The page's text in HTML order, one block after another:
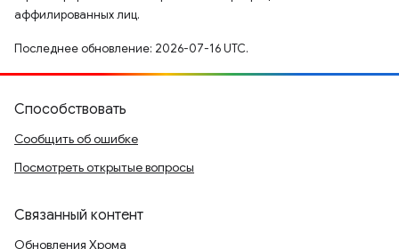
аффилированных лиц.
Последнее обновление: 2026-07-16 UTC.
Способствовать
Сообщить об ошибке
Посмотреть открытые вопросы
Связанный контент
Обновления Хрома